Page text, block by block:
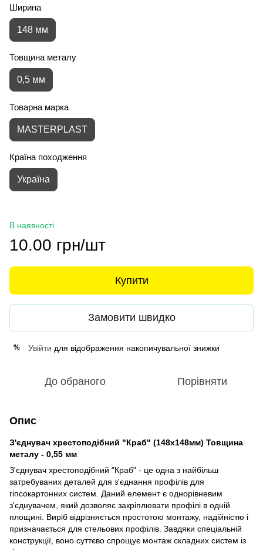
Ширина
148 мм
Товщина металу
0,5 мм
Товарна марка
MASTERPLAST
Країна походження
Україна
В наявності
10.00 грн/шт
Купити
Замовити швидко
% Увійти для відображення накопичувальної знижки
До обраного Порівняти
Опис
З'єднувач хрестоподібний "Краб" (148х148мм) Товщина
металу - 0,55 мм
З'єднувач хрестоподібний "Краб" - це одна з найбільш
затребуваних деталей для з'єднання профілів для
гіпсокартонних систем. Даний елемент є однорівневим
з'єднувачем, який дозволяє закріплювати профілі в одній
площині. Виріб відрізняється простотою монтажу, надійністю і
призначається для стельових профілів. Завдяки спеціальній
конструкції, воно суттєво спрощує монтаж складних систем із